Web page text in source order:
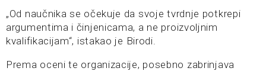
„Od naučnika se očekuje da svoje tvrdnje potkrepi
argumentima i činjenicama, a ne proizvoljnim
kvalifikacijam“, istakao je Birodi.
Prema oceni te organizacije, posebno zabrinjava